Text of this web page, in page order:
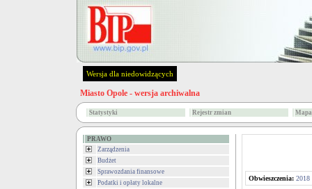
Wersja dla niedowidzących
Miasto Opole - wersja archiwalna
Statystyki Rejestr zmian
PRAWO
Zarządzenia
Budżet
Sprawozdania finansowe
Podatki i opłaty lokalne
Obwieszczenia: 2018